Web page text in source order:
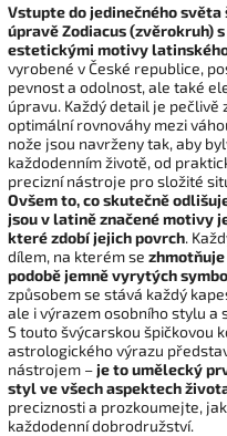
Vstupte do jedinečného
úpravě Zodiacus (zvěrokruh)
estetickými motivy
vyrobené v České republice,
pevnost a odolnost, ale také
úpravu. Každý detail je
optimální rovnováhy mezi
nože jsou navrženy tak, aby
každodenním životě, od
precizní nástroje pro složité
Ovšem to, co skutečně
jsou v latině značené motivy
které zdobí jejich povrch.
dílem, na kterém se
podobě jemně vyrytých
způsobem se stává každý
ale i výrazem osobního stylu a
S touto švýcarskou špičkovou
astrologického výrazu
nástrojem – je to umělecký
styl ve všech aspektech
preciznosti a prozkoumejte,
každodenní dobrodružství.